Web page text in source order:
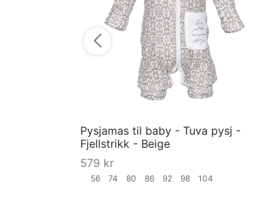
Pysjamas til baby - Tuva pysj -
Fjellstrikk - Beige
579 kr
56 74 80 86 92 98 104